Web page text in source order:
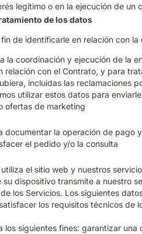
legítimo o en la ejecución de un
de los datos
de identificarle en relación con la
la coordinación y ejecución de la
relación con el Contrato, y para
incluidas las reclamaciones
utilizar estos datos para
ofertas de marketing
documentar la operación de pago
el pedido y/o la consulta
el sitio web y nuestros
su dispositivo transmite a nuestro
los Servicios. Los siguientes
los requisitos técnicos de
los siguientes fines: garantizar